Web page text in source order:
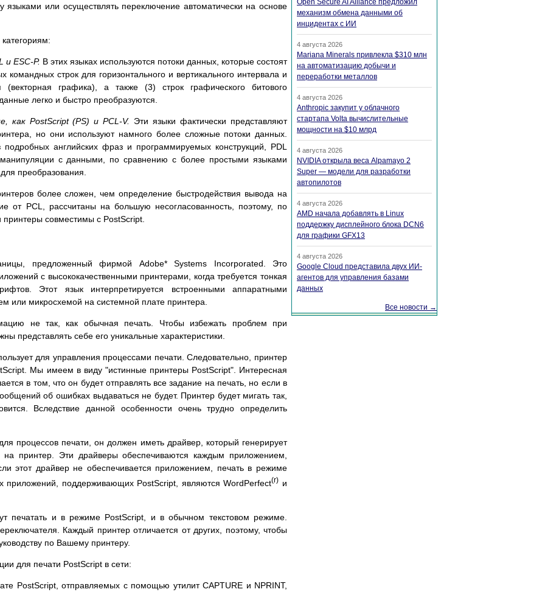
или осуществлять переключение автоматически на основе
и ESC-P. В этих языках используются потоки данных, которые состоят
командных строк для горизонтального и вертикального интервала и
(векторная графика), а также (3) строк графического битового
легко и быстро преобразуются.
как PostScript (PS) и PCL-V. Эти языки фактически представляют
но они используют намного более сложные потоки данных.
английских фраз и программируемых конструкций, PDL
с данными, по сравнению с более простыми языками
преобразования.
более сложен, чем определение быстродействия вывода на
от PCL, рассчитаны на большую несогласованность, поэтому, по
совместимы с PostScript.
предложенный фирмой Adobe* Systems Incorporated. Это
с высококачественными принтерами, когда требуется тонкая
Этот язык интерпретируется встроенными аппаратными
или микросхемой на системной плате принтера.
не так, как обычная печать. Чтобы избежать проблем при
представлять себе его уникальные характеристики.
для управления процессами печати. Следовательно, принтер
Мы имеем в виду "истинные принтеры PostScript". Интересная
в том, что он будет отправлять все задание на печать, но если в
об ошибках выдаваться не будет. Принтер будет мигать так,
Вследствие данной особенности очень трудно определить
процессов печати, он должен иметь драйвер, который генерирует
принтер. Эти драйверы обеспечиваются каждым приложением,
этот драйвер не обеспечивается приложением, печать в режиме
приложений, поддерживающих PostScript, являются WordPerfect(r) и
печатать и в режиме PostScript, и в обычном текстовом режиме.
Каждый принтер отличается от других, поэтому, чтобы
по Вашему принтеру.
для печати PostScript в сети:
PostScript, отправляемых с помощью утилит CAPTURE и NPRINT,
Open Secure AI Alliance предложил
механизм обмена данными об
инцидентах с ИИ
4 августа 2026
Mariana Minerals привлекла $310 млн
на автоматизацию добычи и
переработки металлов
4 августа 2026
Anthropic закупит у облачного
стартапа Volta вычислительные
мощности на $10 млрд
4 августа 2026
NVIDIA открыла веса Alpamayo 2
Super — модели для разработки
автопилотов
4 августа 2026
AMD начала добавлять в Linux
поддержку дисплейного блока DCN6
для графики GFX13
4 августа 2026
Google Cloud представила двух ИИ-
агентов для управления базами
данных
Все новости →